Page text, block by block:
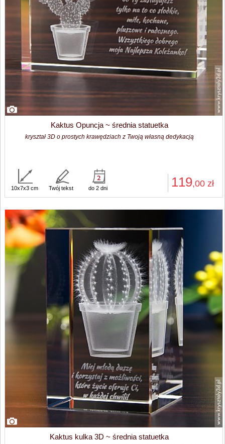
Kaktus Opuncja ~ średnia statuetka
kryształ 3D o prostych krawędziach z Twoją własną dedykacją
119,00 zł
10x7x3 cm Twój tekst do 2 dni
Kaktus kulka 3D ~ średnia statuetka